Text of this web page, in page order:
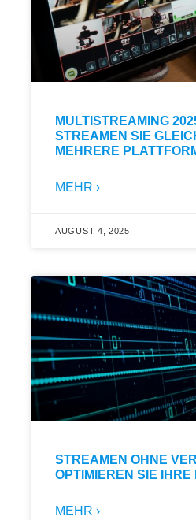
MULTISTREAMING
STREAMEN SIE
MEHRERE
MEHR ›
AUGUST 4, 2025
STREAMEN OHNE
OPTIMIEREN SIE IHRE
MEHR ›